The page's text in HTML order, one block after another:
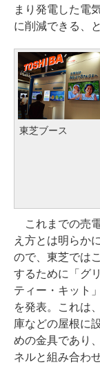
まり発電した電
に削減できる、
東芝ブース
これまでの売
え方とは明らか
ので、東芝では
するために「グ
ティー・キット
を発表。これは
庫などの屋根に
めの金具であり
ネルと組み合わ